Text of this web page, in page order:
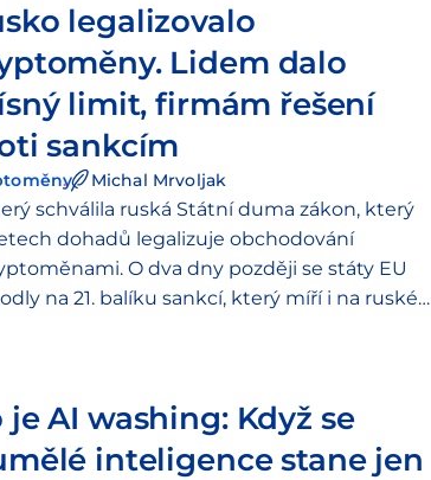
legalizovalo
Lidem dalo
limit, firmám řešení
sankcím
Michal Mrvoljak
schválila ruská Státní duma zákon, který
dohadů legalizuje obchodování
O dva dny později se státy EU
na 21. balíku sankcí, který míří i na ruské
je AI washing: Když se
inteligence stane jen